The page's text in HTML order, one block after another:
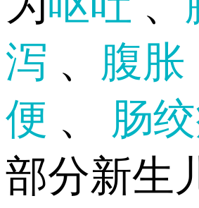
泻 、 腹胀
便 、 肠
部分新生